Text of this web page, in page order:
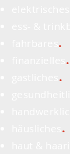
.
.
.
.